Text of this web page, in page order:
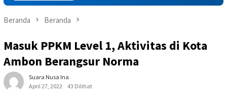
Beranda Beranda
Masuk PPKM Level 1, Aktivitas di Kota
Ambon Berangsur Norma
Suara Nusa Ina
April 27, 2022
43 Dilihat